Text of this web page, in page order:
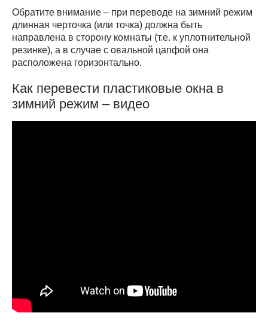
Обратите внимание – при переводе на зимний режим
длинная черточка (или точка) должна быть
направлена в сторону комнаты (т.е. к уплотнительной
резинке), а в случае с овальной цапфой она
расположена горизонтально.
Как перевести пластиковые окна в
зимний режим – видео